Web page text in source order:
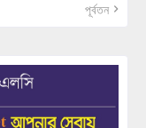
পূর্বতন